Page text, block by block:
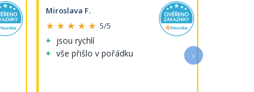
Miroslava F.
★ ★ ★ ★ ★ 5/5
jsou rychlí
vše přišlo v pořádku
›